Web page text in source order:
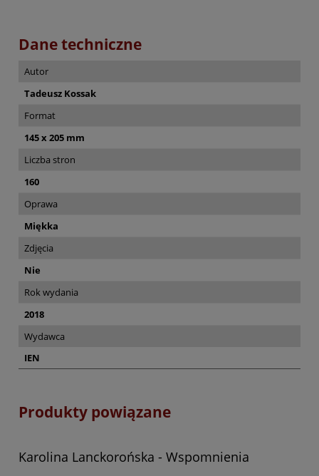
Dane techniczne
Autor
Tadeusz Kossak
Format
145 x 205 mm
Liczba stron
160
Oprawa
Miękka
Zdjęcia
Nie
Rok wydania
2018
Wydawca
IEN
Produkty powiązane
Karolina Lanckorońska - Wspomnienia